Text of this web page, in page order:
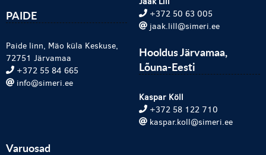
PAIDE
Paide linn, Mäo küla Keskuse,
72751 Järvamaa
+372 55 84 665
info@simeri.ee
+372 50 63 005
jaak.lill@simeri.ee
Hooldus Järvamaa,
Lõuna-Eesti
Kaspar Köll
+372 58 122 710
kaspar.koll@simeri.ee
Varuosad